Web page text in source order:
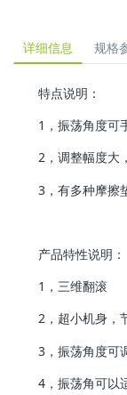
详细信息 规格
特点说明：
1，振荡角度可
2，调整幅度大
3，有多种摩擦
产品特性说明：
1，三维翻滚
2，超小机身，
3，振荡角度可
4，振荡角可以